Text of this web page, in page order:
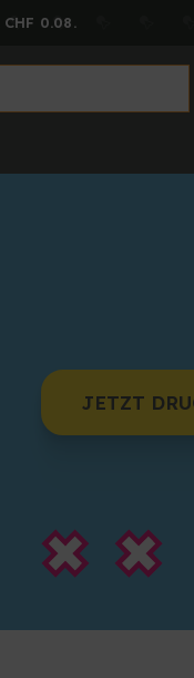
CHF 0.08.
JETZT